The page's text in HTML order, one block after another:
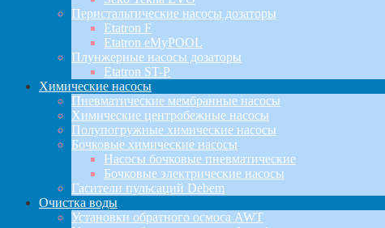
Перистальтические насосы дозаторы
Etatron F
Etatron eMyPOOL
Плунжерные насосы дозаторы
Etatron ST-P
Химические насосы
Пневматические мембранные насосы
Химические центробежные насосы
Полупогружные химические насосы
Бочковые химические насосы
Насосы бочковые пневматические
Бочковые электрические насосы
Гасители пульсаций Debem
Очистка воды
Установки обратного осмоса AWT